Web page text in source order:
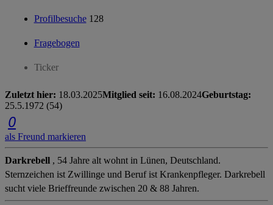
Profilbesuche 128
Fragebogen
Ticker
Zuletzt hier: 18.03.2025Mitglied seit: 16.08.2024Geburtstag:
25.5.1972 (54)
0
als Freund markieren
Darkrebell , 54 Jahre alt wohnt in Lünen, Deutschland.
Sternzeichen ist Zwillinge und Beruf ist Krankenpfleger. Darkrebell
sucht viele Brieffreunde zwischen 20 & 88 Jahren.